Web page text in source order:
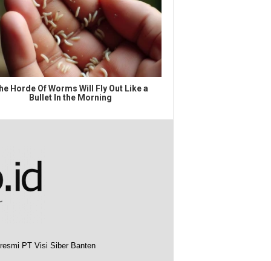
Horde Of Worms Will Fly Out Like a
Bullet In the Morning
PT Visi Siber Banten